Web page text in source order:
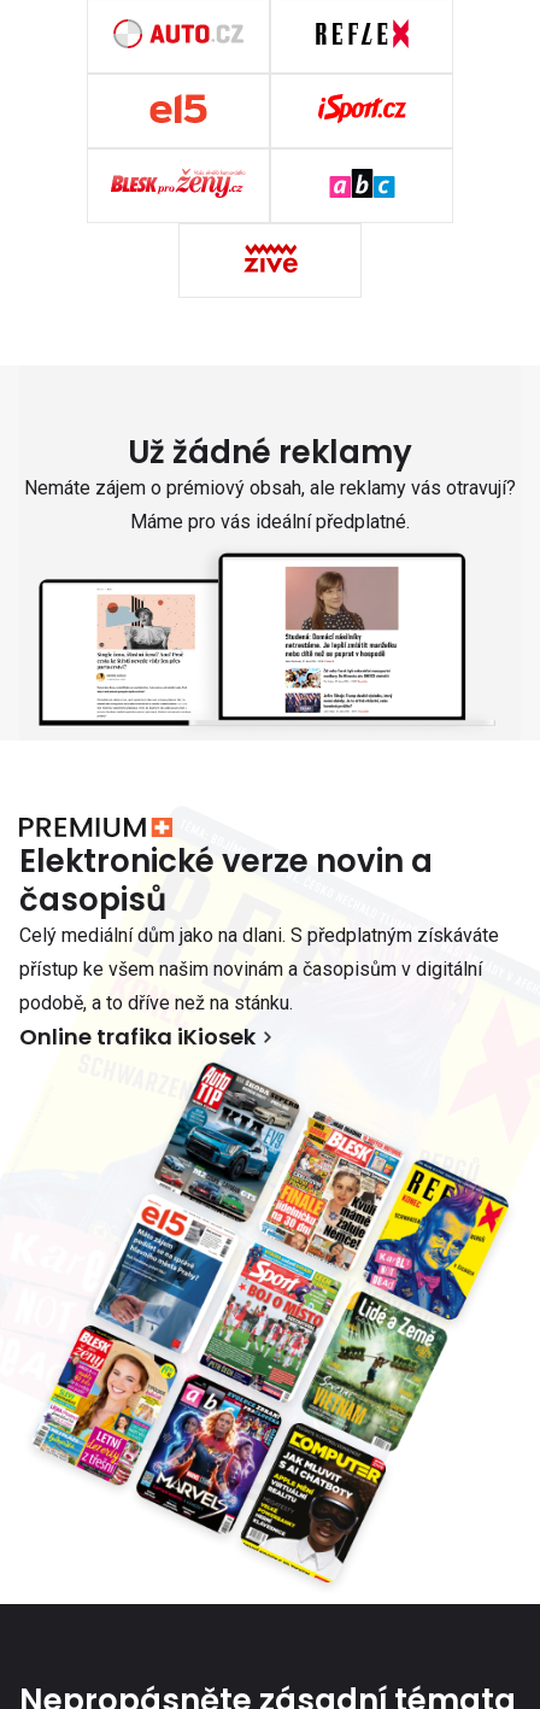
Už žádné reklamy
Nemáte zájem o prémiový obsah, ale reklamy vás otravují?
Máme pro vás ideální předplatné.
Elektronické verze novin a
časopisů
Celý mediální dům jako na dlani. S předplatným získáváte
přístup ke všem našim novinám a časopisům v digitální
podobě, a to dříve než na stánku.
Online trafika iKiosek